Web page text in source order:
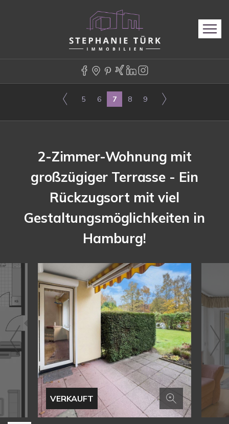
5 6 7 8 9
2-Zimmer-Wohnung mit
großzügiger Terrasse - Ein
Rückzugsort mit viel
Gestaltungsmöglichkeiten in
Hamburg!
VERKAUFT